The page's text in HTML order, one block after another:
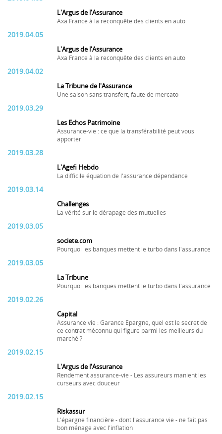
L'Argus de l'Assurance
Axa France à la reconquête des clients en auto
2019.04.05
L'Argus de l'Assurance
Axa France à la reconquête des clients en auto
2019.04.02
La Tribune de l'Assurance
Une saison sans transfert, faute de mercato
2019.03.29
Les Echos Patrimoine
Assurance-vie : ce que la transférabilité peut vous
apporter
2019.03.28
L'Agefi Hebdo
La difficile équation de l'assurance dépendance
2019.03.14
Challenges
La vérité sur le dérapage des mutuelles
2019.03.05
societe.com
Pourquoi les banques mettent le turbo dans l'assurance
2019.03.05
La Tribune
Pourquoi les banques mettent le turbo dans l'assurance
2019.02.26
Capital
Assurance vie : Garance Epargne, quel est le secret de
ce contrat méconnu qui figure parmi les meilleurs du
marché ?
2019.02.15
L'Argus de l'Assurance
Rendement assurance-vie - Les assureurs manient les
curseurs avec douceur
2019.02.15
Riskassur
L'épargne financière - dont l'assurance vie - ne fait pas
bon ménage avec l'inflation